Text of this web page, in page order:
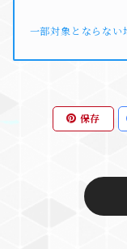
一部対象とならない
保存